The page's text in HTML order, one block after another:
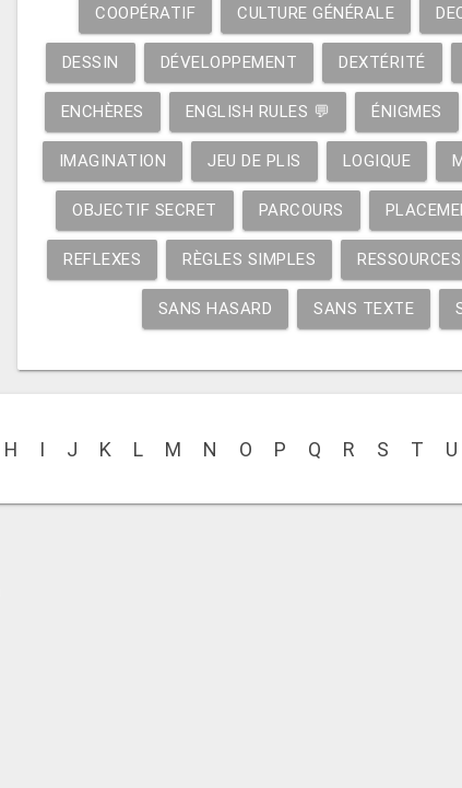
COOPÉRATIF CULTURE GÉNÉRALE
DESSIN DÉVELOPPEMENT DEXTÉRITÉ
ENCHÈRES ENGLISH RULES 💬 ÉNIGMES
IMAGINATION JEU DE PLIS LOGIQUE
OBJECTIF SECRET PARCOURS
REFLEXES RÈGLES SIMPLES RESSOURCES
SANS HASARD SANS TEXTE
H I J K L M N O P Q R S T U